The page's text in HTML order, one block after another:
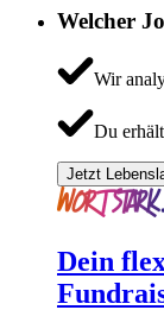
Welcher
Wir
Du
Jetzt
Dein